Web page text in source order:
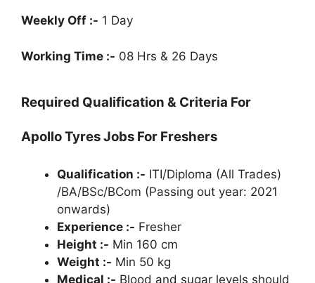
Weekly Off :- 1 Day
Working Time :- 08 Hrs & 26 Days
Required Qualification & Criteria For
Apollo Tyres Jobs For Freshers
Qualification :- ITI/Diploma (All Trades)
/BA/BSc/BCom (Passing out year: 2021
onwards)
Experience :- Fresher
Height :- Min 160 cm
Weight :- Min 50 kg
Medical :- Blood and sugar levels should